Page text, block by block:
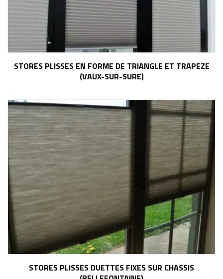
STORES PLISSES EN FORME DE TRIANGLE ET TRAPEZE
(VAUX-SUR-SURE)
STORES PLISSES DUETTES FIXES SUR CHASSIS